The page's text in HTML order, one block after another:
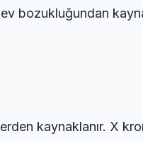
bozukluğundan
kaynaklanır. X